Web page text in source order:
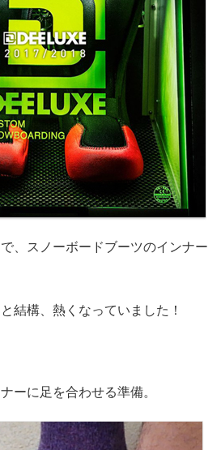
、スノーボードブーツのインナー
結構、熱くなっていました！
ーに足を合わせる準備。